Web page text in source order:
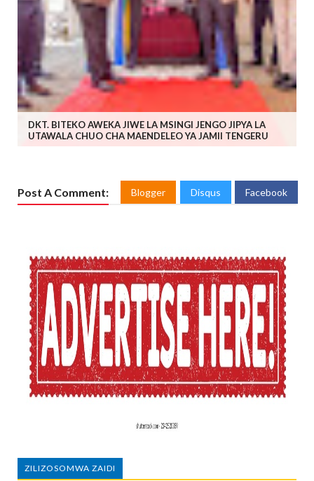
DKT. BITEKO AWEKA JIWE LA MSINGI JENGO JIPYA LA
UTAWALA CHUO CHA MAENDELEO YA JAMII TENGERU
Post A Comment: Blogger Disqus Facebook
ZILIZOSOMWA ZAIDI